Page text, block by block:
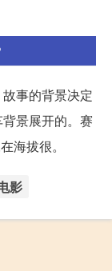
事的背景决定
景展开的。赛
海拔很。
影